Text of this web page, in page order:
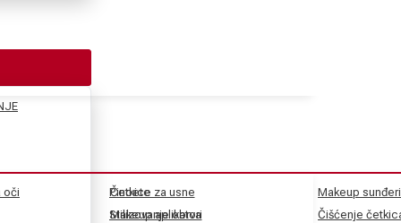
oči
Pincete
Stilizovanje obrva
Četkice za usne
Makeup aplikatori
Makeup sunđeri
Čišćenje